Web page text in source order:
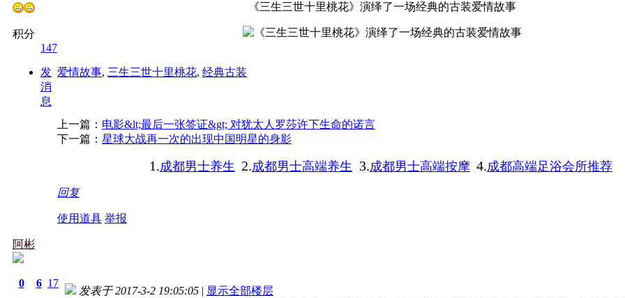
积分
147
发
消
息
《三生三世十里桃花》演绎了一场经典的古装爱情故事
爱情故事, 三生三世十里桃花, 经典古装
上一篇： 电影&lt;最后一张签证&gt; 对犹太人罗莎许下生命的诺言
下一篇： 星球大战再一次的出现中国明星的身影
1.成都男士养生 2.成都男士高端养生 3.成都男士高端按摩 4.成都高端足浴会所推荐
回复
使用道具 举报
阿彬
0 6 17
发表于 2017-3-2 19:05:05 | 显示全部楼层